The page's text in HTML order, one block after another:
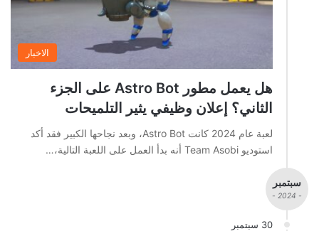
الاخبار
هل يعمل مطور Astro Bot على الجزء
الثاني؟ إعلان وظيفي يثير التلميحات
لعبة عام 2024 كانت Astro Bot، وبعد نجاحها الكبير فقد أكد
استوديو Team Asobi أنه بدأ العمل على اللعبة التالية،…
سبتمبر
- 2024 -
30 سبتمبر